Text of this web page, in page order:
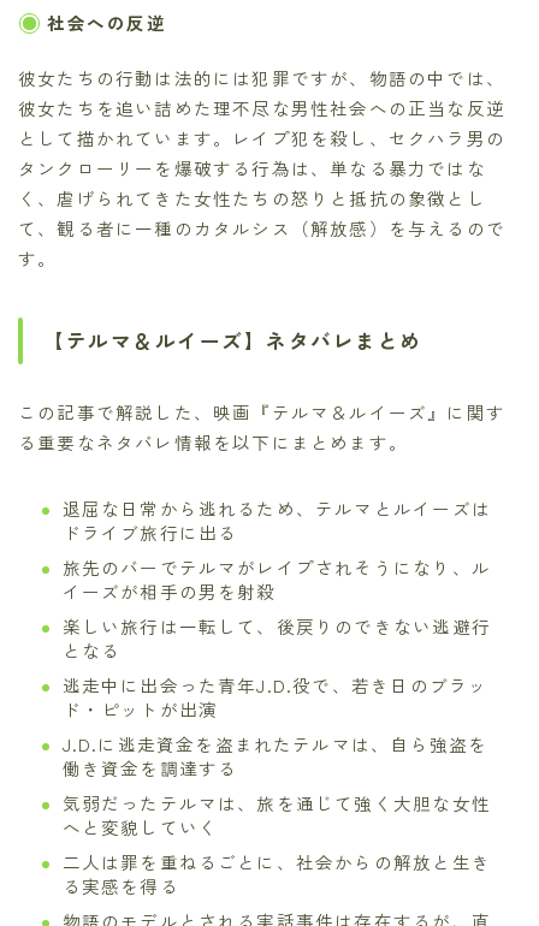
社会への反逆
彼女たちの行動は法的には犯罪ですが、物語の中では、
彼女たちを追い詰めた理不尽な男性社会への正当な反逆
として描かれています。レイプ犯を殺し、セクハラ男の
タンクローリーを爆破する行為は、単なる暴力ではな
く、虐げられてきた女性たちの怒りと抵抗の象徴とし
て、観る者に一種のカタルシス（解放感）を与えるので
す。
【テルマ＆ルイーズ】ネタバレまとめ
この記事で解説した、映画『テルマ＆ルイーズ』に関す
る重要なネタバレ情報を以下にまとめます。
退屈な日常から逃れるため、テルマとルイーズは
ドライブ旅行に出る
旅先のバーでテルマがレイプされそうになり、ル
イーズが相手の男を射殺
楽しい旅行は一転して、後戻りのできない逃避行
となる
逃走中に出会った青年J.D.役で、若き日のブラッ
ド・ピットが出演
J.D.に逃走資金を盗まれたテルマは、自ら強盗を
働き資金を調達する
気弱だったテルマは、旅を通じて強く大胆な女性
へと変貌していく
二人は罪を重ねるごとに、社会からの解放と生き
る実感を得る
物語のモデルとされる実話事件は存在するが、直